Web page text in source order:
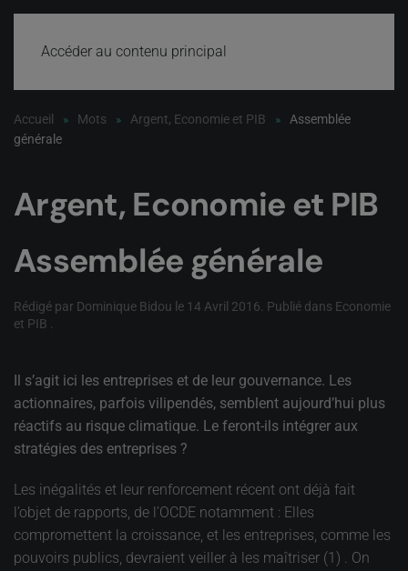
Accéder au contenu principal
Accueil Mots Argent, Economie et PIB
Assemblée
générale
Argent, Economie et PIB
Assemblée générale
Rédigé par Dominique Bidou le 14 Avril 2016 . Publié dans Economie
et PIB
Il s’agit ici les entreprises et de leur gouvernance. Les
actionnaires, parfois vilipendés, semblent aujourd’hui plus
réactifs au risque climatique. Le feront-ils intégrer aux
stratégies des entreprises ?
Les inégalités et leur renforcement récent ont déjà fait
l’objet de rapports, de l’OCDE notamment : Elles
compromettent la croissance, et les entreprises, comme les
pouvoirs publics, devraient veiller à les maîtriser (1) . On